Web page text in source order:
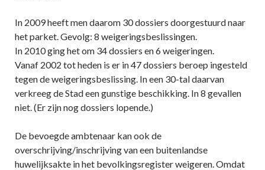
In 2009 heeft men daarom 30 dossiers doorgestuurd naar
het parket. Gevolg: 8 weigeringsbeslissingen.
In 2010 ging het om 34 dossiers en 6 weigeringen.
Vanaf 2002 tot heden is er in 47 dossiers beroep ingesteld
tegen de weigeringsbeslissing. In een 30-tal daarvan
verkreeg de Stad een gunstige beschikking. In 8 gevallen
niet. (Er zijn nog dossiers lopende.)
De bevoegde ambtenaar kan ook de
overschrijving/inschrijving van een buitenlandse
huwelijksakte in het bevolkingsregister weigeren. Omdat